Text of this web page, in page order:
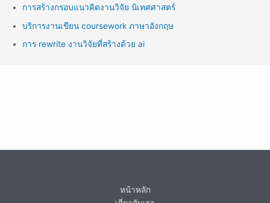
การสร้างกรอบแนวคิดงานวิจัย นิเทศศาสตร์
บริการงานเขียน coursework ภาษาอังกฤษ
การ rewrite งานวิจัยที่สร้างด้วย ai
หน้าหลัก